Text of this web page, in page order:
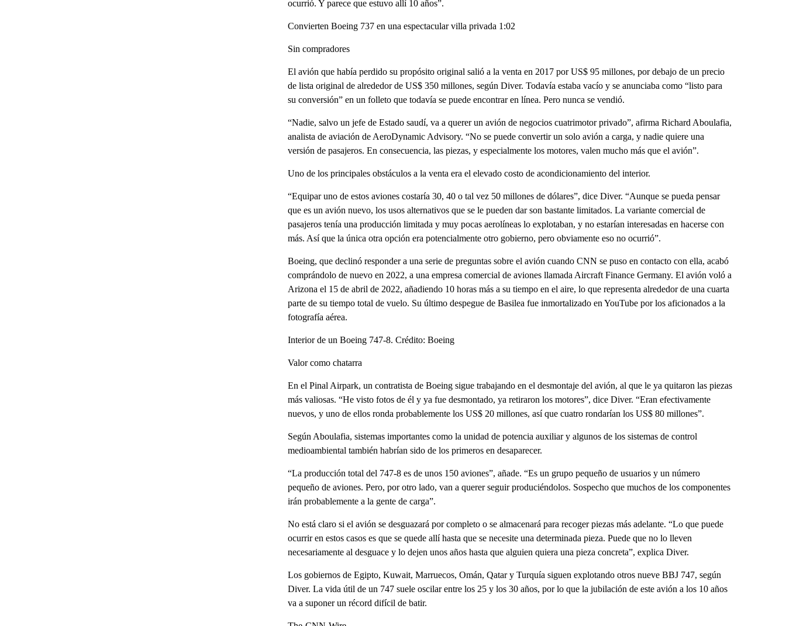
ocurrió. Y parece que estuvo allí 10 años”.
Convierten Boeing 737 en una espectacular villa privada 1:02
Sin compradores
El avión que había perdido su propósito original salió a la venta en 2017 por US$ 95 millones, por debajo de un precio
de lista original de alrededor de US$ 350 millones, según Diver. Todavía estaba vacío y se anunciaba como “listo para
su conversión” en un folleto que todavía se puede encontrar en línea. Pero nunca se vendió.
“Nadie, salvo un jefe de Estado saudí, va a querer un avión de negocios cuatrimotor privado”, afirma Richard Aboulafia,
analista de aviación de AeroDynamic Advisory. “No se puede convertir un solo avión a carga, y nadie quiere una
versión de pasajeros. En consecuencia, las piezas, y especialmente los motores, valen mucho más que el avión”.
Uno de los principales obstáculos a la venta era el elevado costo de acondicionamiento del interior.
“Equipar uno de estos aviones costaría 30, 40 o tal vez 50 millones de dólares”, dice Diver. “Aunque se pueda pensar
que es un avión nuevo, los usos alternativos que se le pueden dar son bastante limitados. La variante comercial de
pasajeros tenía una producción limitada y muy pocas aerolíneas lo explotaban, y no estarían interesadas en hacerse con
más. Así que la única otra opción era potencialmente otro gobierno, pero obviamente eso no ocurrió”.
Boeing, que declinó responder a una serie de preguntas sobre el avión cuando CNN se puso en contacto con ella, acabó
comprándolo de nuevo en 2022, a una empresa comercial de aviones llamada Aircraft Finance Germany. El avión voló a
Arizona el 15 de abril de 2022, añadiendo 10 horas más a su tiempo en el aire, lo que representa alrededor de una cuarta
parte de su tiempo total de vuelo. Su último despegue de Basilea fue inmortalizado en YouTube por los aficionados a la
fotografía aérea.
Interior de un Boeing 747-8. Crédito: Boeing
Valor como chatarra
En el Pinal Airpark, un contratista de Boeing sigue trabajando en el desmontaje del avión, al que le ya quitaron las piezas
más valiosas. “He visto fotos de él y ya fue desmontado, ya retiraron los motores”, dice Diver. “Eran efectivamente
nuevos, y uno de ellos ronda probablemente los US$ 20 millones, así que cuatro rondarían los US$ 80 millones”.
Según Aboulafia, sistemas importantes como la unidad de potencia auxiliar y algunos de los sistemas de control
medioambiental también habrían sido de los primeros en desaparecer.
“La producción total del 747-8 es de unos 150 aviones”, añade. “Es un grupo pequeño de usuarios y un número
pequeño de aviones. Pero, por otro lado, van a querer seguir produciéndolos. Sospecho que muchos de los componentes
irán probablemente a la gente de carga”.
No está claro si el avión se desguazará por completo o se almacenará para recoger piezas más adelante. “Lo que puede
ocurrir en estos casos es que se quede allí hasta que se necesite una determinada pieza. Puede que no lo lleven
necesariamente al desguace y lo dejen unos años hasta que alguien quiera una pieza concreta”, explica Diver.
Los gobiernos de Egipto, Kuwait, Marruecos, Omán, Qatar y Turquía siguen explotando otros nueve BBJ 747, según
Diver. La vida útil de un 747 suele oscilar entre los 25 y los 30 años, por lo que la jubilación de este avión a los 10 años
va a suponer un récord difícil de batir.